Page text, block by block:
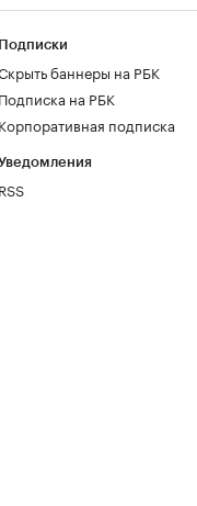
Подписки
баннеры на РБК
Подписка на РБК
Корпоративная подписка
RSS